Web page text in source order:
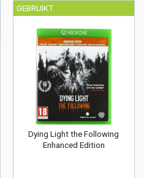
GEBRUIKT
Dying Light the Following
Enhanced Edition